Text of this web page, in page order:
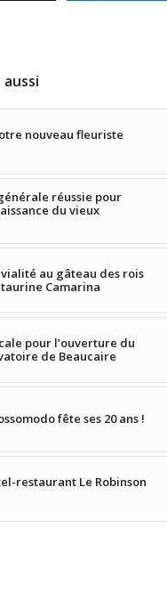
nouveau fleuriste
réussie pour
du vieux
au gâteau des rois
taurine Camarina
pour l’ouverture du
de Beaucaire
fête ses 20 ans !
restaurant Le Robinson